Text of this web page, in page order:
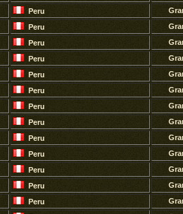
Peru
Peru
Peru
Peru
Peru
Peru
Peru
Peru
Peru
Peru
Peru
Peru
Peru